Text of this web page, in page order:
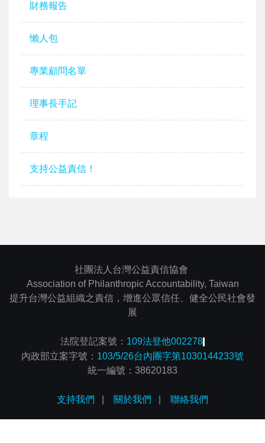
財務報告
懶人包
專業顧問名單
理事長手記
章程
支持公益責信！
社團法人台灣公益責信協會
Association of Philanthropic Accountability, Taiwan
提升台灣公益組織之責信，增進公眾信任、健全公民社會發
展
法院登記案號： 109法登他002278
內政部立案字號： 103/5/26台內團字第1030144233號
統一編號：38620183
支持我們 關於我們 聯絡我們